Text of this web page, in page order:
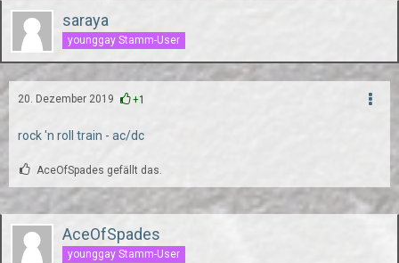
saraya
younggay Stamm-User
20. Dezember 2019 +1
rock 'n roll train - ac/dc
AceOfSpades gefällt das.
AceOfSpades
younggay Stamm-User